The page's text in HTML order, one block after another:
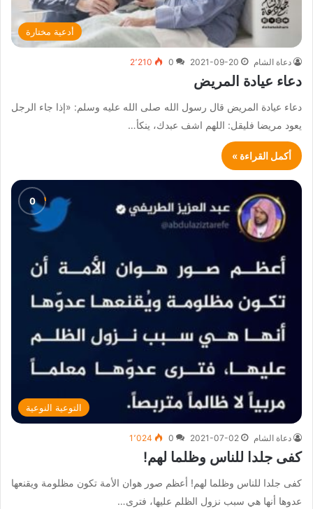
أدعية مختارة
دعاة الشام 2021-09-20
0 2٬210
دعاء عيادة المريض
دعاء عيادة المريض قال رسول الله صلى الله عليه وسلم: «إذا جاء الرجل
يعود مريضا فليقل: اللهم اشف عبدك، ينكأ…
أكمل القراءة »
التوعية النوعية
دعاة الشام 2021-07-02
0 1٬024
كفى جلدا للناس وظلما لهم!
كفى جلدا للناس وظلما لهم! أعظم صور هوان الأمة تكون مظلومة ويقنعها
عدوها أنها هي سبب نزول الظلم عليها، فترى…